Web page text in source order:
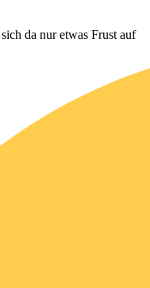
da nur etwas Frust auf